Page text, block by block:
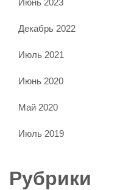
Июнь 2023
Декабрь 2022
Июль 2021
Июнь 2020
Май 2020
Июль 2019
Рубрики